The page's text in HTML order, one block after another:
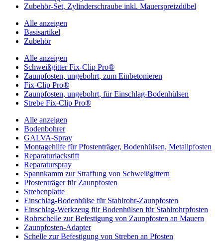
Zubehör-Set, Zylinderschraube inkl. Mauerspreizdübel
Alle anzeigen
Basisartikel
Zubehör
Alle anzeigen
Schweißgitter Fix-Clip Pro®
Zaunpfosten, ungebohrt, zum Einbetonieren
Fix-Clip Pro®
Zaunpfosten, ungebohrt, für Einschlag-Bodenhülsen
Strebe Fix-Clip Pro®
Alle anzeigen
Bodenbohrer
GALVA-Spray
Montagehilfe für Pfostenträger, Bodenhülsen, Metallpfosten
Reparaturlackstift
Reparaturspray
Spannkamm zur Straffung von Schweißgittern
Pfostenträger für Zaunpfosten
Strebenplatte
Einschlag-Bodenhülse für Stahlrohr-Zaunpfosten
Einschlag-Werkzeug für Bodenhülsen für Stahlrohrpfosten
Rohrschelle zur Befestigung von Zaunpfosten an Mauern
Zaunpfosten-Adapter
Schelle zur Befestigung von Streben an Pfosten